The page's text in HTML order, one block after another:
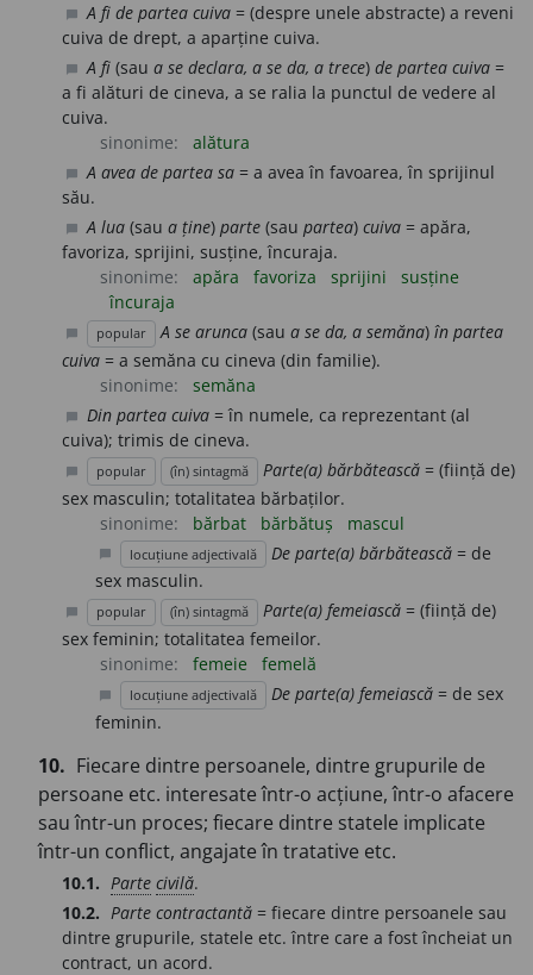
A fi de partea cuiva = (despre unele abstracte) a reveni
cuiva de drept, a aparține cuiva.
A fi (saua se declara, a se da, a trece)de partea cuiva =
a fi alături de cineva, a se ralia la punctul de vedere al
cuiva.
sinonime:
alătura
A avea de partea sa = a avea în favoarea, în sprijinul
său.
A lua (saua ține)parte (saupartea)cuiva = apăra,
favoriza, sprijini, susține, încuraja.
sinonime:
apăra favoriza sprijini
susține
încuraja
popular A se arunca (sau a se da, a semăna) în partea
cuiva = a semăna cu cineva (din familie).
sinonime:
semăna
Din partea cuiva = în numele, ca reprezentant (al
cuiva); trimis de cineva.
popular (în) sintagmă Parte(a) bărbătească= (ființă de)
sex masculin; totalitatea bărbaților.
sinonime:
bărbat bărbătuș mascul
chat_bubble locuțiune adjectivală De parte(a) bărbătească = de
sex masculin.
popular (în) sintagmă Parte(a) femeiască= (ființă de)
sex feminin; totalitatea femeilor.
sinonime:
femeie femelă
locuțiune adjectivală De parte(a) femeiască = de sex
feminin.
10. Fiecare dintre persoanele, dintre grupurile de
persoane etc. interesate într-o acțiune, într-o afacere
sau într-un proces; fiecare dintre statele implicate
într-un conflict, angajate în tratative etc.
10.1. Parte civilă.
10.2. Parte contractantă = fiecare dintre persoanele sau
dintre grupurile, statele etc. între care a fost încheiat un
contract, un acord.